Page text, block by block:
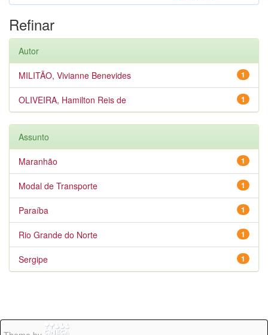
Refinar
Autor
1
MILITÃO, Vivianne Benevides
1
OLIVEIRA, Hamilton Reis de
Assunto
1
Maranhão
1
Modal de Transporte
1
Paraíba
1
Rio Grande do Norte
1
Sergipe